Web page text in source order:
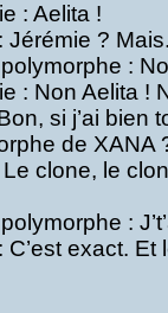
: Aelita !
Jérémie ?
:
: Non Aelita !
si j’ai bien
de XANA
Le clone, le
:
C’est exact.